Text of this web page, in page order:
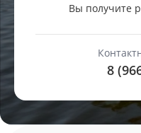
Вы получите
8